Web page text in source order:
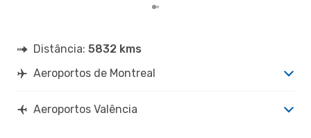
Distância: 5832 kms
Aeroportos de Montreal
Aeroportos Valência